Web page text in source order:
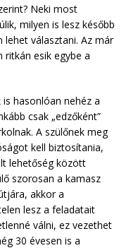
Neki most
milyen is lesz később
lehet választani. Az már
ritkán esik egybe a
hasonlóan nehéz a
csak „edzőként”
A szülőnek meg
kell biztosítania,
lehetőség között
szorosan a kamasz
akkor a
lesz a feladatait
válni, ez vezethet
30 évesen is a